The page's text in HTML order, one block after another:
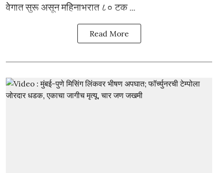
वेगात सुरू असून महिनाभरात ८० टक ...
Read More